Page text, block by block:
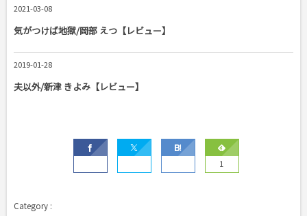
2021-03-08
気がつけば地獄/岡部 えつ【レビュー】
2019-01-28
夫以外/新津 きよみ【レビュー】
1